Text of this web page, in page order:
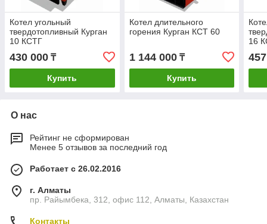
Котел угольный
твердотопливный Курган
10 КСТГ
430 000 ₸
Купить
Котел длительного
горения Курган КСТ 60
1 144 000₸
Купить
16
О нас
Рейтинг не сформирован
Менее 5 отзывов за последний год
Работает с 26.02.2016
г. Алматы
пр. Райымбека, 312, офис 112, Алматы, Казахстан
Контакты